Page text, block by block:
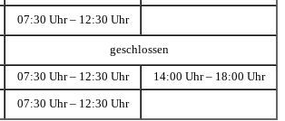
07:30 Uhr – 12:30 Uhr
geschlossen
07:30 Uhr – 12:30 Uhr 14:00 Uhr – 18:00 Uhr
07:30 Uhr – 12:30 Uhr